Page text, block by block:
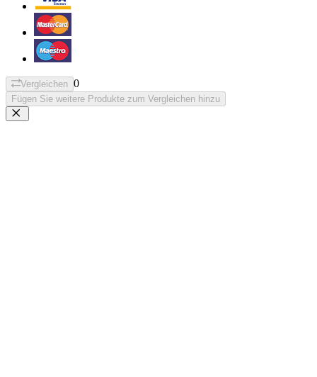
Vergleichen 0
Fügen Sie weitere Produkte zum Vergleichen hinzu